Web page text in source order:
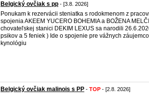
Belgický ovčiak s pp - [3.8. 2026]
Ponukam k rezervácii steniatka s rodokmenom z
spojenia AKEEM YUCERO BOHEMIA a BOŽENA
chovateľskej stanici DEKIM LEXUS sa narodili
psikov a 5 feniek ) Ide o spojenie pre vážnych
kynológiu
Belgický ovčiak malinois s PP - TOP - [2.8. 2026]